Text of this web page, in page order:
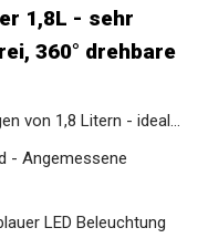
1,8L - sehr
360° drehbare
von 1,8 Litern - ideal...
- Angemessene
LED Beleuchtung